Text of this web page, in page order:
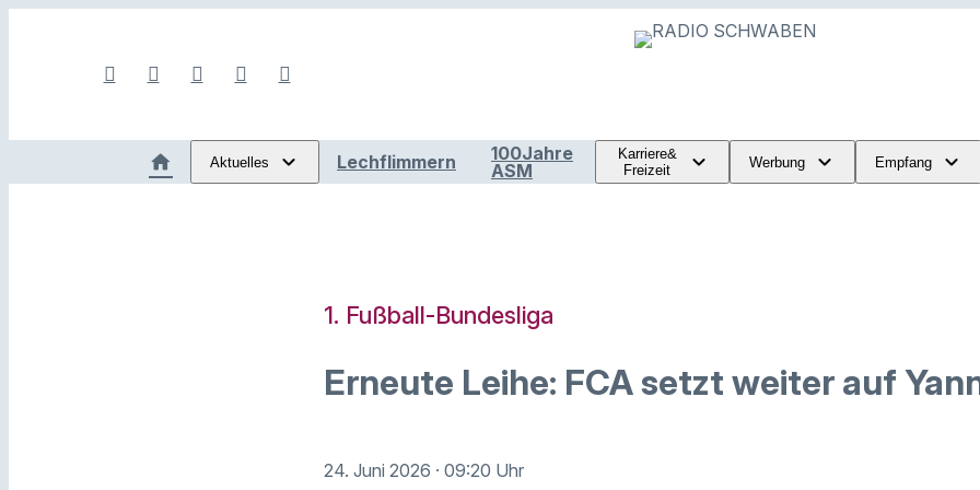
Aktuelles Lechflimmern
100Jahre
ASM
Karriere&
Freizeit
Werbung Empfang
1. Fußball-Bundesliga
Erneute Leihe: FCA setzt weiter auf
24. Juni 2026 · 09:20 Uhr